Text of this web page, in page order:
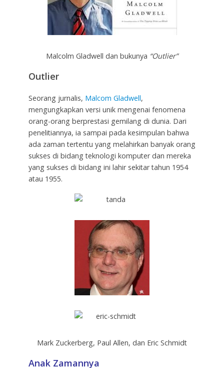
Malcolm Gladwell dan bukunya “Outlier”
Outlier
Seorang jurnalis, Malcom Gladwell,
mengungkapkan versi unik mengenai fenomena
orang-orang berprestasi gemilang di dunia. Dari
penelitiannya, ia sampai pada kesimpulan bahwa
ada zaman tertentu yang melahirkan banyak orang
sukses di bidang teknologi komputer dan mereka
yang sukses di bidang ini lahir sekitar tahun 1954
atau 1955.
Mark Zuckerberg, Paul Allen, dan Eric Schmidt
Anak Zamannya